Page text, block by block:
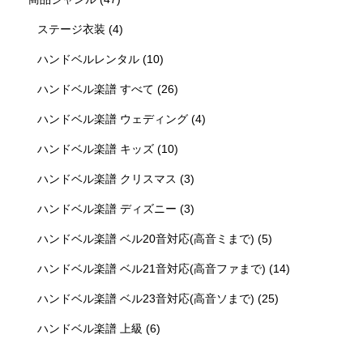
ステージ衣装 (4)
ハンドベルレンタル(10)
ハンドベル楽譜 すべて (26)
ハンドベル楽譜 ウェディング(4)
ハンドベル楽譜 キッズ(10)
ハンドベル楽譜 クリスマス (3)
ハンドベル楽譜 ディズニー (3)
ハンドベル楽譜 ベル20音対応(高音ミまで) (5)
ハンドベル楽譜 ベル21音対応(高音ファまで) (14)
ハンドベル楽譜 ベル23音対応(高音ソまで) (25)
ハンドベル楽譜 上級 (6)